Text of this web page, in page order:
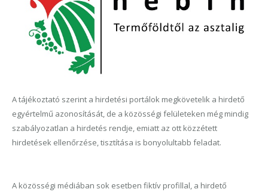
A tájékoztató szerint a hirdetési portálok megkövetelik a hirdető
egyértelmű azonosítását, de a közösségi felületeken még mindig
szabályozatlan a hirdetés rendje, emiatt az ott közzétett
hirdetések ellenőrzése, tisztítása is bonyolultabb feladat.
A közösségi médiában sok esetben fiktív profillal, a hirdető